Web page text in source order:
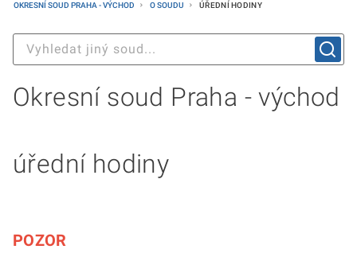
OKRESNÍ SOUD PRAHA - VÝCHOD O SOUDU ÚŘEDNÍ HODINY
Okresní soud Praha - východ
úřední hodiny
POZOR